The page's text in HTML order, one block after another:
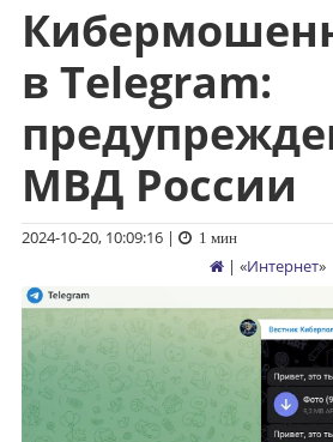
Перейти
содержимому
в Telegram:
МВД России
2024-10-20, 10:09:16| 1 мин
| «Интернет»